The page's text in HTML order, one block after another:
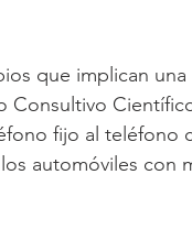
que implican
Consultivo
fijo al teléfono
automóviles con